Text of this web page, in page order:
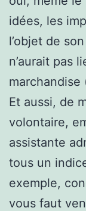
idées, les
l’objet de
n’aurait pas
marchandise
Et aussi, de
volontaire,
assistante
tous un
exemple,
vous faut